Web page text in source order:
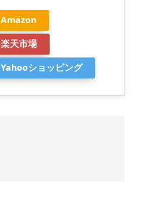
Amazon
楽天市場
Yahooショッピング